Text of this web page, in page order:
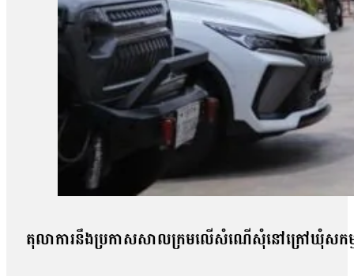
តុលាការនឹងប្រកាសសាលក្រមលើសំណើសុំនៅក្រៅឃុំសក